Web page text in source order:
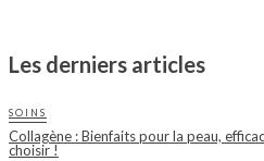
Les derniers articles
SOINS
Collagène : Bienfaits pour la peau,
choisir !